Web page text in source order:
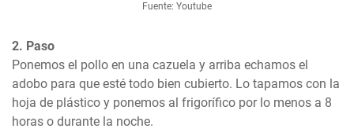
Fuente: Youtube
2. Paso
Ponemos el pollo en una cazuela y arriba echamos el
adobo para que esté todo bien cubierto. Lo tapamos con la
hoja de plástico y ponemos al frigorífico por lo menos a 8
horas o durante la noche.